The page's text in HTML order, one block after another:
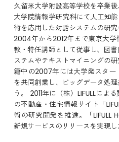
久留米大学附設高等学校を卒業
大学院情報学研究科にて人工知
術を応用した対話システムの研究
2004年から2012年まで東京大学
教・特任講師として従事し、図
ステムやテキストマイニングの
籍中の2007年には大学発スター
を共同創業し、ビッグデータ処
う。 2011年に（株）LIFULLによ
の不動産・住宅情報サイト「
術の研究開発を推進。「LIFULL
新規サービスのリリースを実現し